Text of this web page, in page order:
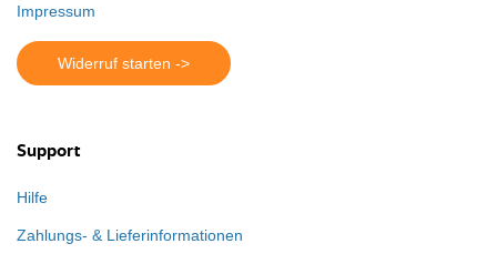
Impressum
Widerruf starten ->
Support
Hilfe
Zahlungs- & Lieferinformationen